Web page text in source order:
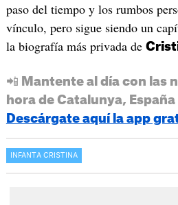
paso del tiempo y los rumbos
vínculo, pero sigue siendo un
la biografía más privada de
📲 Mantente al día con las
hora de Catalunya,
Descárgate aquí la app
INFANTA CRISTINA